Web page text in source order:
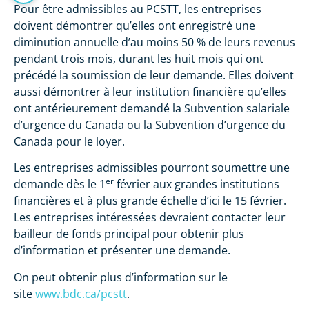
Pour être admissibles au PCSTT, les entreprises
doivent démontrer qu’elles ont enregistré une
diminution annuelle d’au moins 50 % de leurs revenus
pendant trois mois, durant les huit mois qui ont
précédé la soumission de leur demande. Elles doivent
aussi démontrer à leur institution financière qu’elles
ont antérieurement demandé la Subvention salariale
d’urgence du Canada ou la Subvention d’urgence du
Canada pour le loyer.
Les entreprises admissibles pourront soumettre une
demande dès le 1er février aux grandes institutions
financières et à plus grande échelle d’ici le 15 février.
Les entreprises intéressées devraient contacter leur
bailleur de fonds principal pour obtenir plus
d’information et présenter une demande.
On peut obtenir plus d’information sur le
sitewww.bdc.ca/pcstt.